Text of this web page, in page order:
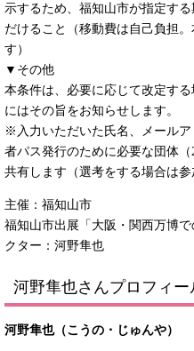
示するため、福知山市が指定す
だけること（移動費は自己負担
す）
▼その他
本条件は、必要に応じて改定す
にはその旨をお知らせします。
※入力いただいた氏名、メール
者パス発行のために必要な団体
共有します（選考をする場合は参
主催：福知山市
福知山市出展「大阪・関西万博
クター：河野隼也
河野隼也さんプロフィー
河野隼也（こうの・じゅんや）